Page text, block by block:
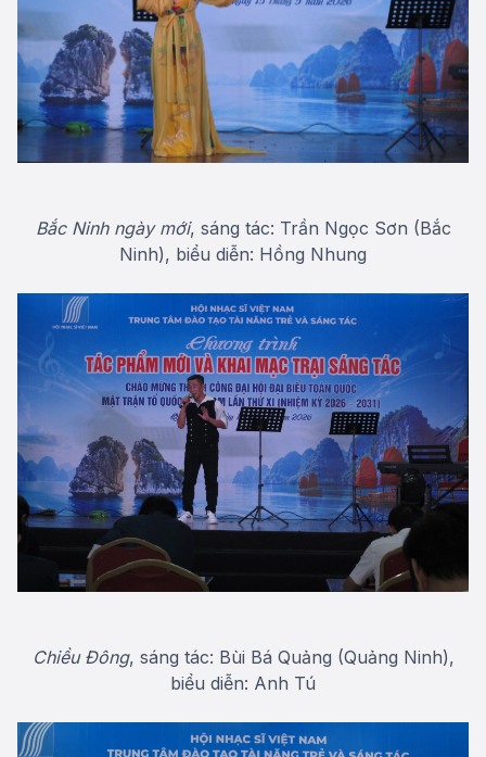
Bắc Ninh ngày mới, sáng tác: Trần Ngọc Sơn (Bắc
Ninh), biểu diễn: Hồng Nhung
Chiều Đông, sáng tác: Bùi Bá Quảng (Quảng Ninh),
biểu diễn: Anh Tú